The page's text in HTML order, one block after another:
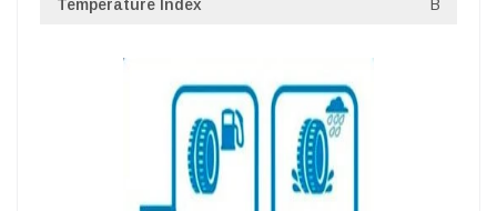
Temperature Index B